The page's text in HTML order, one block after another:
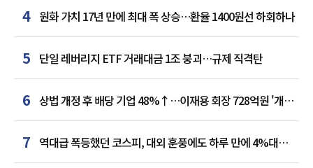
4 원화 가치 17년 만에 최대 폭 상승…환율 1400원선 하회하나
5 단일 레버리지 ETF 거래대금 1조 붕괴…규제 직격탄
6 상법 개정 후 배당 기업 48%↑…이재용 회장 728억원 '개인
최다'
7 역대급 폭등했던 코스피, 대외 훈풍에도 하루 만에 4%대
급락